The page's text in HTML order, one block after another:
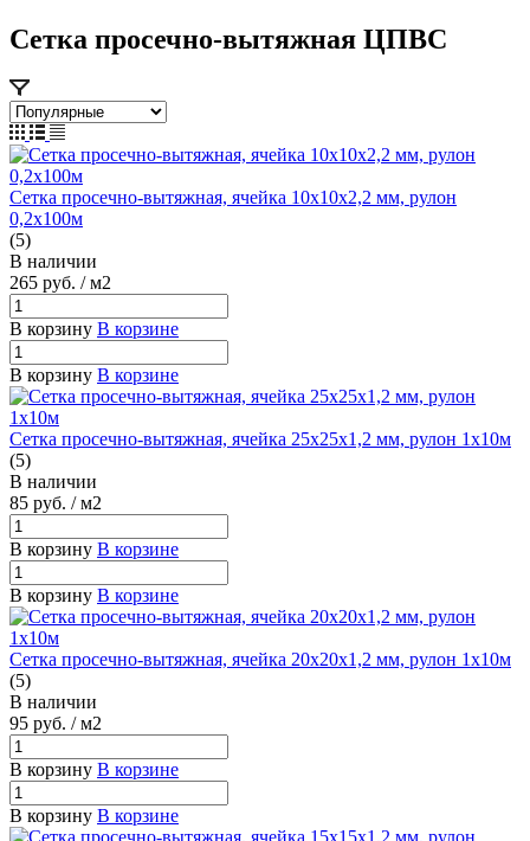
Сетка просечно-вытяжная ЦПВС
Сетка просечно-вытяжная, ячейка 10х10х2,2 мм, рулон
0,2х100м
(5)
В наличии
265 руб. / м2
В корзину В корзине
В корзину В корзине
Сетка просечно-вытяжная, ячейка 25х25х1,2 мм, рулон 1х10м
(5)
В наличии
85 руб. / м2
В корзину В корзине
В корзину В корзине
Сетка просечно-вытяжная, ячейка 20х20х1,2 мм, рулон 1х10м
(5)
В наличии
95 руб. / м2
В корзину В корзине
В корзину В корзине